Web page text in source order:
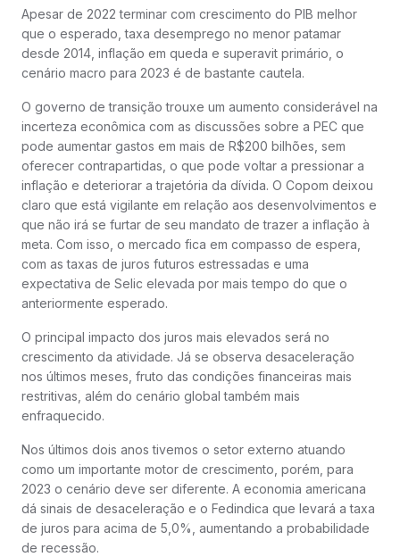
Apesar de 2022 terminar com crescimento do PIB melhor
que o esperado, taxa desemprego no menor patamar
desde 2014, inflação em queda e superavit primário, o
cenário macro para 2023 é de bastante cautela.
O governo de transição trouxe um aumento considerável na
incerteza econômica com as discussões sobre a PEC que
pode aumentar gastos em mais de R$200 bilhões, sem
oferecer contrapartidas, o que pode voltar a pressionar a
inflação e deteriorar a trajetória da dívida. O Copom deixou
claro que está vigilante em relação aos desenvolvimentos e
que não irá se furtar de seu mandato de trazer a inflação à
meta. Com isso, o mercado fica em compasso de espera,
com as taxas de juros futuros estressadas e uma
expectativa de Selic elevada por mais tempo do que o
anteriormente esperado.
O principal impacto dos juros mais elevados será no
crescimento da atividade. Já se observa desaceleração
nos últimos meses, fruto das condições financeiras mais
restritivas, além do cenário global também mais
enfraquecido.
Nos últimos dois anos tivemos o setor externo atuando
como um importante motor de crescimento, porém, para
2023 o cenário deve ser diferente. A economia americana
dá sinais de desaceleração e o Fedindica que levará a taxa
de juros para acima de 5,0%, aumentando a probabilidade
de recessão.